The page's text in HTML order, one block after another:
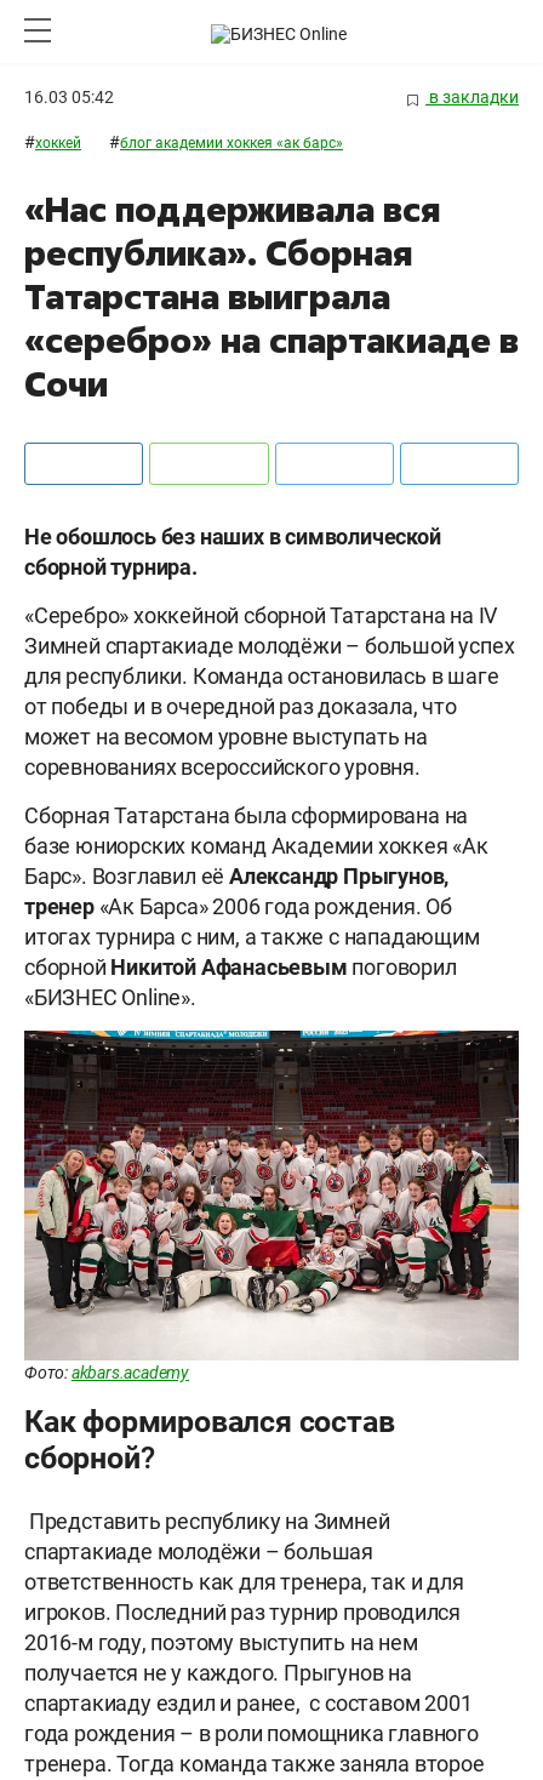
16.03 05:42 в закладки
#хоккей #блог академии хоккея «ак барс»
«Нас поддерживала вся
республика». Сборная
Татарстана выиграла
«серебро» на спартакиаде в
Сочи
Не обошлось без наших в символической
сборной турнира.
«Серебро» хоккейной сборной Татарстана на IV
Зимней спартакиаде молодёжи – большой успех
для республики. Команда остановилась в шаге
от победы и в очередной раз доказала, что
может на весомом уровне выступать на
соревнованиях всероссийского уровня.
Сборная Татарстана была сформирована на
базе юниорских команд Академии хоккея «Ак
Барс». Возглавил её Александр Прыгунов,
тренер «Ак Барса» 2006 года рождения. Об
итогах турнира с ним, а также с нападающим
сборной Никитой Афанасьевым поговорил
«БИЗНЕС Online».
Фото:akbars.academy
Как формировался состав
сборной?
Представить республику на Зимней
спартакиаде молодёжи – большая
ответственность как для тренера, так и для
игроков. Последний раз турнир проводился
2016-м году, поэтому выступить на нем
получается не у каждого. Прыгунов на
спартакиаду ездил и ранее, с составом 2001
года рождения – в роли помощника главного
тренера. Тогда команда также заняла второе